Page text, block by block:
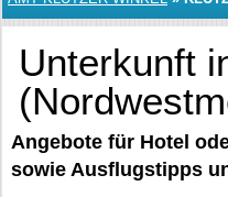
Unterkunft
Angebote für Hotel
sowie Ausflugstipps